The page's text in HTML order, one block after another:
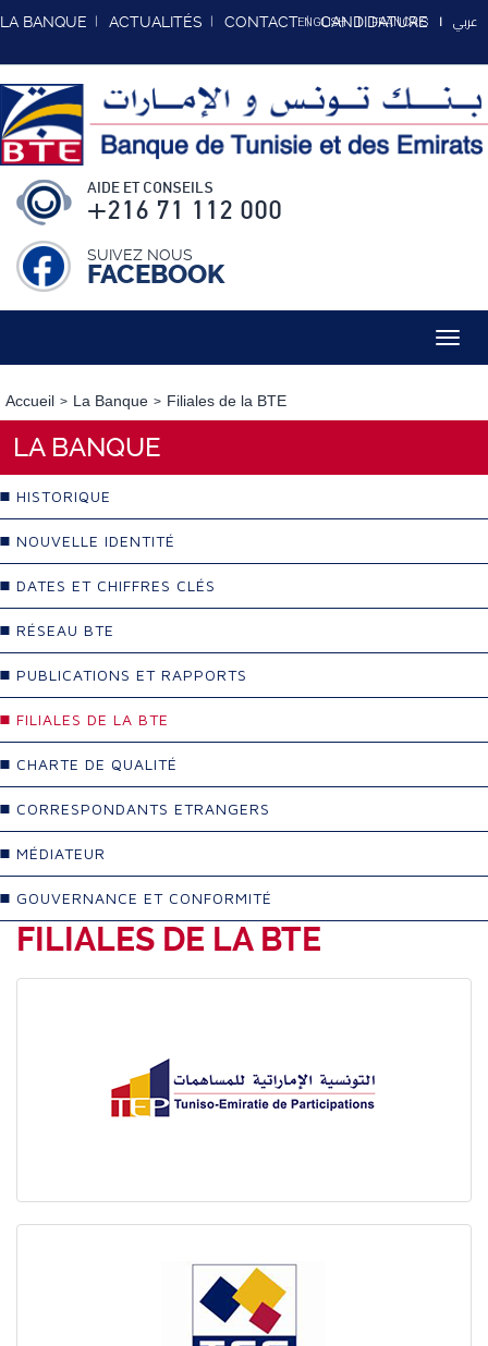
LA BANQUE ACTUALITÉS CONTACT CANDIDATURE
ENGLISH FRANCAIS عربي
AIDE ET CONSEILS
+216 71 112 000
SUIVEZ NOUS
FACEBOOK
Accueil La Banque Filiales de la BTE
LA BANQUE
HISTORIQUE
NOUVELLE IDENTITÉ
DATES ET CHIFFRES CLÉS
RÉSEAU BTE
PUBLICATIONS ET RAPPORTS
FILIALES DE LA BTE
CHARTE DE QUALITÉ
CORRESPONDANTS ETRANGERS
MÉDIATEUR
GOUVERNANCE ET CONFORMITÉ
FILIALES DE LA BTE